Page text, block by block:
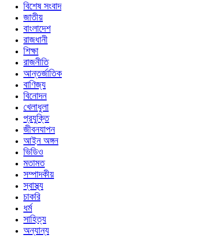
বিশেষ সংবাদ
জাতীয়
বাংলাদেশ
রাজধানী
শিক্ষা
রাজনীতি
আন্তর্জাতিক
বাণিজ্য
বিনোদন
খেলাধুলা
প্রযুক্তি
জীবনযাপন
আইন অঙ্গন
ভিডিও
মতামত
সম্পাদকীয়
স্বাস্থ্য
চাকরি
ধর্ম
সাহিত্য
অন্যান্য